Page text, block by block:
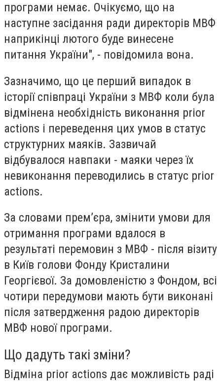
програми немає. Очікуємо, що на
наступне засідання ради директорів МВФ
наприкінці лютого буде винесене
питання України", - повідомила вона.
Зазначимо, що це перший випадок в
історії співпраці України з МВФ коли була
відмінена необхідність виконання prior
actions і переведення цих умов в статус
структурних маяків. Зазвичай
відбувалося навпаки - маяки через їх
невиконання переводились в статус prior
actions.
За словами прем’єра, змінити умови для
отримання програми вдалося в
результаті перемовин з МВФ - після візиту
в Київ голови Фонду Кристалини
Георгієвої. За домовленістю з Фондом, всі
чотири передумови мають бути виконані
після затвердження радою директорів
МВФ нової програми.
Що дадуть такі зміни?
Відміна prior actions дає можливість раді